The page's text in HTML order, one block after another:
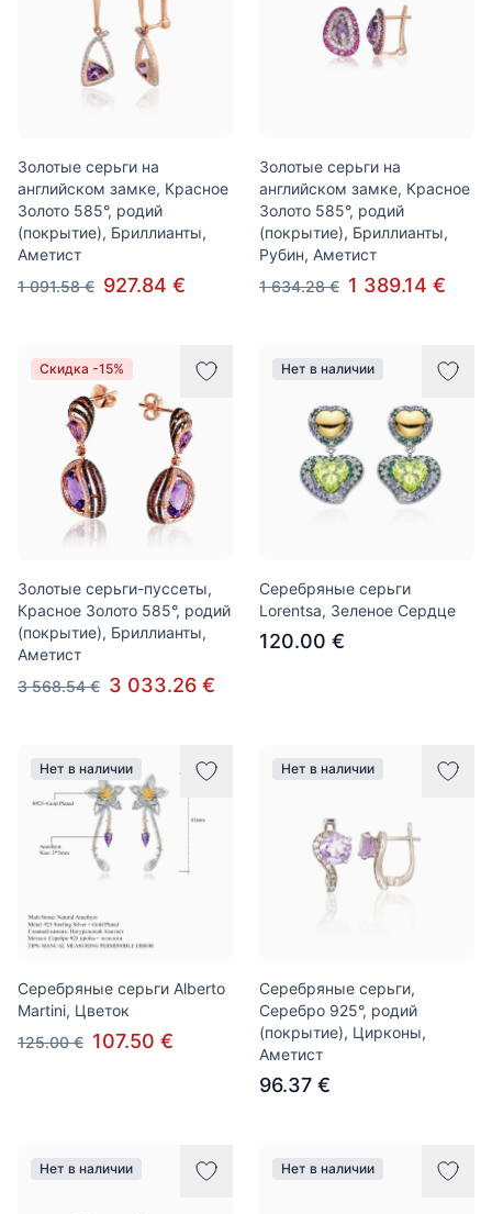
Золотые серьги на
английском замке, Красное
Золото 585°, родий
(покрытие), Бриллианты,
Аметист
1 091.58 € 927.84 €
Золотые серьги на
английском замке, Красное
Золото 585°, родий
(покрытие), Бриллианты,
Рубин, Аметист
1 634.28 € 1 389.14 €
Скидка -15%
Золотые серьги-пуссеты,
Красное Золото 585°, родий
(покрытие), Бриллианты,
Аметист
3 568.54 € 3 033.26 €
Нет в наличии
Серебряные серьги
Lorentsa, Зеленое Сердце
120.00 €
Нет в наличии
Серебряные серьги Alberto
Martini, Цветок
125.00 € 107.50 €
Нет в наличии
Серебряные серьги,
Серебро 925°, родий
(покрытие), Цирконы,
Аметист
96.37 €
Нет в наличии Нет в наличии